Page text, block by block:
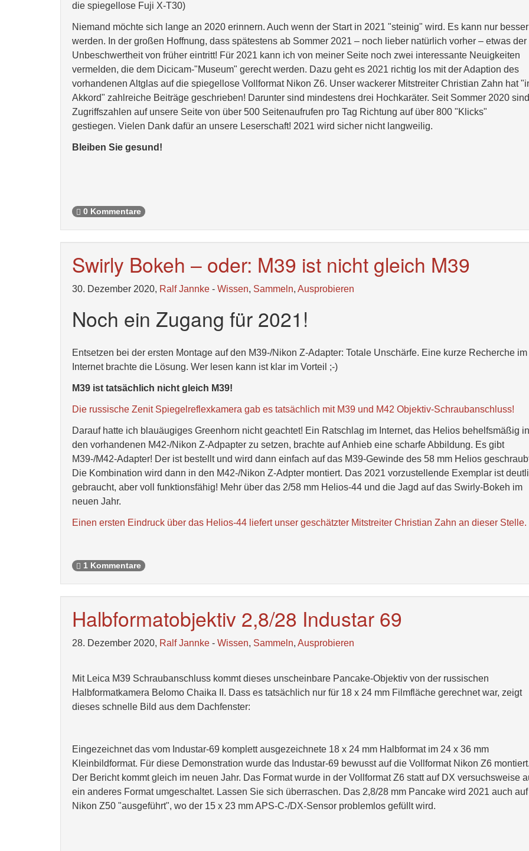
die spiegellose Fuji X-T30)
Niemand möchte sich lange an 2020 erinnern. Auch wenn der Start in 2021 "steinig" wird. Es kann nur besser
werden. In der großen Hoffnung, dass spätestens ab Sommer 2021 – noch lieber natürlich vorher – etwas der
Unbeschwertheit von früher eintritt! Für 2021 kann ich von meiner Seite noch zwei interessante Neuigkeiten
vermelden, die dem Dicicam-"Museum" gerecht werden. Dazu geht es 2021 richtig los mit der Adaption des
vorhandenen Altglas auf die spiegellose Vollformat Nikon Z6. Unser wackerer Mitstreiter Christian Zahn hat
Akkord" zahlreiche Beiträge geschrieben! Darunter sind mindestens drei Hochkaräter. Seit Sommer 2020
Zugriffszahlen auf unsere Seite von über 500 Seitenaufrufen pro Tag Richtung auf über 800 "Klicks"
gestiegen. Vielen Dank dafür an unsere Leserschaft! 2021 wird sicher nicht langweilig.
Bleiben Sie gesund!
0 Kommentare
Swirly Bokeh – oder: M39 ist nicht gleich M39
30. Dezember 2020, Ralf Jannke - Wissen, Sammeln, Ausprobieren
Noch ein Zugang für 2021!
Entsetzen bei der ersten Montage auf den M39-/Nikon Z-Adapter: Totale Unschärfe. Eine kurze Recherche im
Internet brachte die Lösung. Wer lesen kann ist klar im Vorteil ;-)
M39 ist tatsächlich nicht gleich M39!
Die russische Zenit Spiegelreflexkamera gab es tatsächlich mit M39 und M42 Objektiv-Schraubanschluss!
Darauf hatte ich blauäugiges Greenhorn nicht geachtet! Ein Ratschlag im Internet, das Helios behelfsmäßig in
den vorhandenen M42-/Nikon Z-Adpapter zu setzen, brachte auf Anhieb eine scharfe Abbildung. Es gibt
M39-/M42-Adapter! Der ist bestellt und wird dann einfach auf das M39-Gewinde des 58 mm Helios
Die Kombination wird dann in den M42-/Nikon Z-Adpter montiert. Das 2021 vorzustellende Exemplar ist
gebraucht, aber voll funktionsfähig! Mehr über das 2/58 mm Helios-44 und die Jagd auf das Swirly-Bokeh im
neuen Jahr.
Einen ersten Eindruck über das Helios-44 liefert unser geschätzter Mitstreiter Christian Zahn an dieser Stelle.
1 Kommentare
Halbformatobjektiv 2,8/28 Industar 69
28. Dezember 2020, Ralf Jannke - Wissen, Sammeln, Ausprobieren
Mit Leica M39 Schraubanschluss kommt dieses unscheinbare Pancake-Objektiv von der russischen
Halbformatkamera Belomo Chaika II. Dass es tatsächlich nur für 18 x 24 mm Filmfläche gerechnet war, zeigt
dieses schnelle Bild aus dem Dachfenster:
Eingezeichnet das vom Industar-69 komplett ausgezeichnete 18 x 24 mm Halbformat im 24 x 36 mm
Kleinbildformat. Für diese Demonstration wurde das Industar-69 bewusst auf die Vollformat Nikon Z6
Der Bericht kommt gleich im neuen Jahr. Das Format wurde in der Vollformat Z6 statt auf DX versuchsweise
ein anderes Format umgeschaltet. Lassen Sie sich überraschen. Das 2,8/28 mm Pancake wird 2021 auch
Nikon Z50 "ausgeführt", wo der 15 x 23 mm APS-C-/DX-Sensor problemlos gefüllt wird.